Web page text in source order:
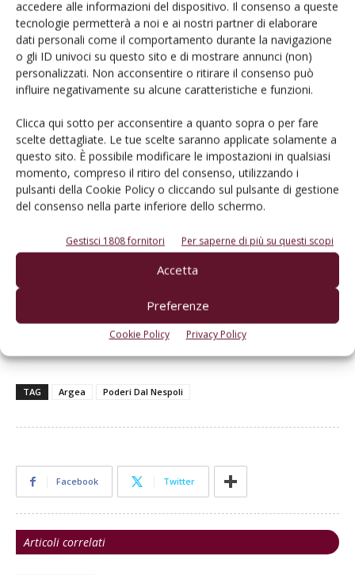
accedere alle informazioni del dispositivo. Il consenso a queste
tecnologie permetterà a noi e ai nostri partner di elaborare
dati personali come il comportamento durante la navigazione
o gli ID univoci su questo sito e di mostrare annunci (non)
personalizzati. Non acconsentire o ritirare il consenso può
influire negativamente su alcune caratteristiche e funzioni.
Clicca qui sotto per acconsentire a quanto sopra o per fare
scelte dettagliate. Le tue scelte saranno applicate solamente a
questo sito. È possibile modificare le impostazioni in qualsiasi
momento, compreso il ritiro del consenso, utilizzando i
pulsanti della Cookie Policy o cliccando sul pulsante di gestione
del consenso nella parte inferiore dello schermo.
Gestisci 1808 fornitori Per saperne di più su questi scopi
Accetta
Preferenze
Cookie Policy Privacy Policy
(50%). Con l’adozione dei nuovi standard europei ESRS,
Argea è tra le prime aziende italiane del vino a muoversi in
linea con la Corporate Sustainability Reporting Directive
(CSRD).
Il nostro percorso di sostenibilità si fonda su dati misurabili
e obiettivi chiari: riduzione delle emissioni, innovazione negli
imballaggi, formazione delle persone, sicurezza sul lavoro e
nuovi standard di rendicontazione. È un approccio che
richiede metodo, collaborazione lungo tutta la filiera e
capacità di innovare. Dobbiamo anche essere capaci di
coinvolgere tutto il settore perché solo così la nostra filiera
sarà più forte nelle sfide di oggi e domani: per questo
lavoriamo perché i nostri partner, fornitori e clienti
camminino con noi in un percorso comune, capace di
generare valore condiviso nel tempo», concludeMichael
Isnardi, QHSE & Sustainability Director di Argea
TAG Argea Poderi Dal Nespoli
Facebook Twitter
Articoli correlati